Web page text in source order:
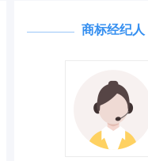
商标经纪人